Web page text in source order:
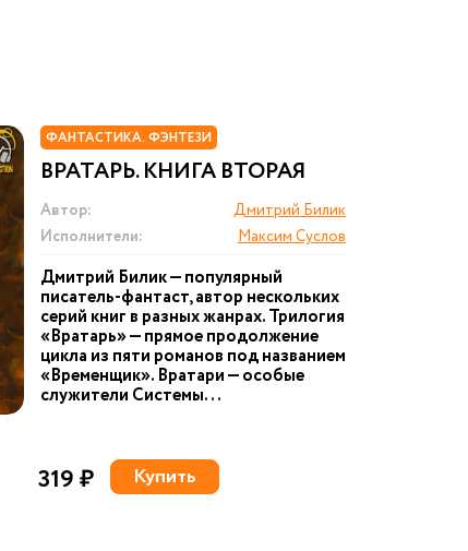
ФАНТАСТИКА. ФЭНТЕЗИ
ВРАТАРЬ. КНИГА ВТОРАЯ
Автор:
Дмитрий Билик
Исполнители:
Максим Суслов
Дмитрий Билик — популярный
писатель-фантаст, автор нескольких
серий книг в разных жанрах. Трилогия
«Вратарь» — прямое продолжение
цикла из пяти романов под названием
«Временщик». Вратари — особые
служители Системы...
319 ₽ Купить